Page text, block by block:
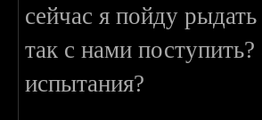
сейчас я пойду
так с нами
испытания?